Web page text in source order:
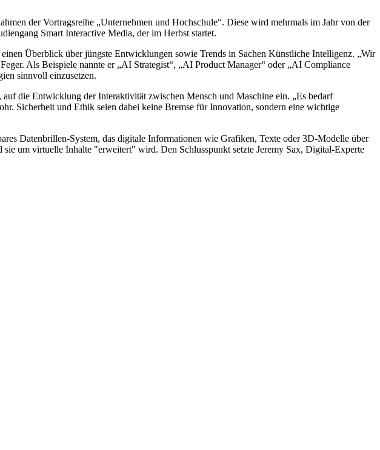
der Vortragsreihe „Unternehmen und Hochschule“. Diese wird mehrmals im Jahr von der
Smart Interactive Media, der im Herbst startet.
einen Überblick über jüngste Entwicklungen sowie Trends in Sachen Künstliche Intelligenz. „Wir
Als Beispiele nannte er „AI Strategist“, „AI Product Manager“ oder „AI Compliance
sinnvoll einzusetzen.
die Entwicklung der Interaktivität zwischen Mensch und Maschine ein. „Es bedarf
Sicherheit und Ethik seien dabei keine Bremse für Innovation, sondern eine wichtige
Datenbrillen-System, das digitale Informationen wie Grafiken, Texte oder 3D-Modelle über
um virtuelle Inhalte "erweitert" wird. Den Schlusspunkt setzte Jeremy Sax, Digital-Experte